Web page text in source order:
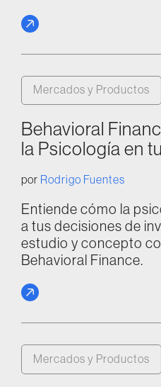
Mercados y Productos
Behavioral
la Psicología en
por Rodrigo Fuentes
Entiende cómo la
a tus decisiones de
estudio y concepto
Behavioral Finance.
Mercados y Productos